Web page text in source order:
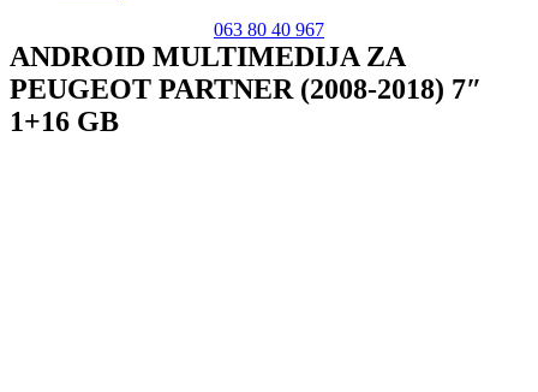
063 80 40 967
ANDROID MULTIMEDIJA ZA
PEUGEOT PARTNER (2008-2018) 7″
1+16 GB